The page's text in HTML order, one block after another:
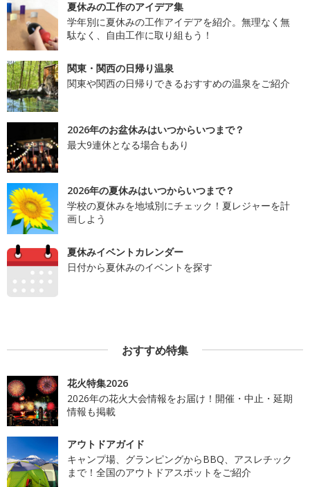
夏休みの工作のアイデア集
学年別に夏休みの工作アイデアを紹介。無理なく無
駄なく、自由工作に取り組もう！
関東・関西の日帰り温泉
関東や関西の日帰りできるおすすめの温泉をご紹介
2026年のお盆休みはいつからいつまで？
最大9連休となる場合もあり
2026年の夏休みはいつからいつまで？
学校の夏休みを地域別にチェック！夏レジャーを計
画しよう
夏休みイベントカレンダー
日付から夏休みのイベントを探す
おすすめ特集
花火特集2026
2026年の花火大会情報をお届け！開催・中止・延期
情報も掲載
アウトドアガイド
キャンプ場、グランピングからBBQ、アスレチック
まで！全国のアウトドアスポットをご紹介